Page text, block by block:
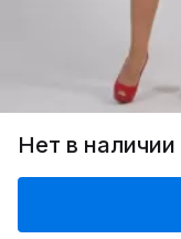
Нет в наличии